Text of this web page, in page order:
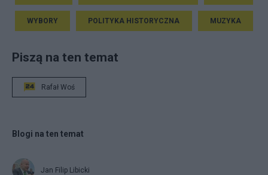
WYBORY POLITYKA HISTORYCZNA MUZYKA
Piszą na ten temat
Rafał Woś
Blogi na ten temat
Jan Filip Libicki